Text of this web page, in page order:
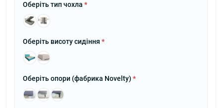
Оберіть тип чохла *
Оберіть висоту сидіння *
Оберіть опори (фабрика Novelty) *